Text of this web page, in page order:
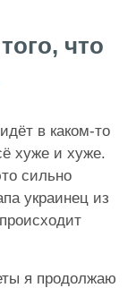
что
в каком-то
хуже и хуже.
сильно
украинец из
я продолжаю